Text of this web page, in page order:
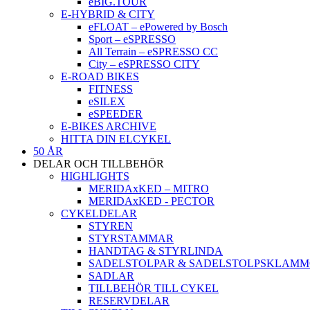
E-HYBRID & CITY
eFLOAT – ePowered by Bosch
Sport – eSPRESSO
All Terrain – eSPRESSO CC
City – eSPRESSO CITY
E-ROAD BIKES
FITNESS
eSILEX
eSPEEDER
E-BIKES ARCHIVE
HITTA DIN ELCYKEL
50 ÅR
DELAR OCH TILLBEHÖR
HIGHLIGHTS
MERIDAxKED – MITRO
MERIDAxKED - PECTOR
CYKELDELAR
STYREN
STYRSTAMMAR
HANDTAG & STYRLINDA
SADELSTOLPAR &
SADLAR
TILLBEHÖR TILL CYKEL
RESERVDELAR